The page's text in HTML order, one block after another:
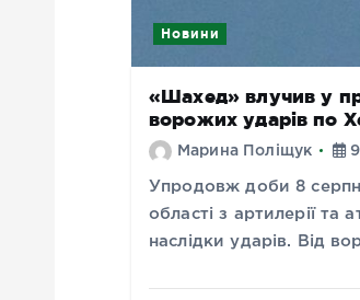
Новини
«Шахед» влучив у
ворожих ударів по
Марина Поліщук
Упродовж доби 8
області з артилерії та
наслідки ударів. Від